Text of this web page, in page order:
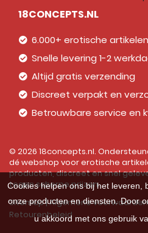
18CONCEPTS.NL
6.000+ erotische artikelen
Snelle levering 1-2
Altijd gratis verzending
Discreet verpakt en
Betrouwbare service en
© 2026 18concepts.nl.
dé webshop voor erotische
producten, discreet en snel
tegen scherpe prijzen.
Sitemap Algemene voorwaarden
Retourenbeleid
Cookies helpen ons bij het leveren,
onze producten en diensten. Door
u akkoord met ons gebruik